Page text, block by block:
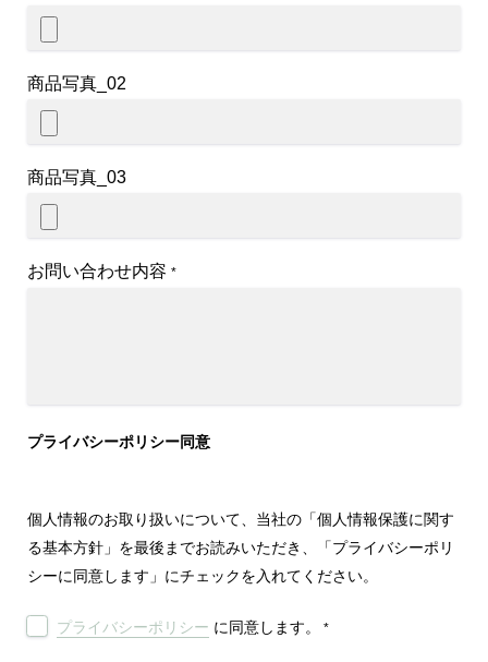
商品写真_02
商品写真_03
お問い合わせ内容 *
プライバシーポリシー同意
個人情報のお取り扱いについて、当社の「個人情報保護に関す
る基本方針」を最後までお読みいただき、「プライバシーポリ
シーに同意します」にチェックを入れてください。
プライバシーポリシー に同意します。 *